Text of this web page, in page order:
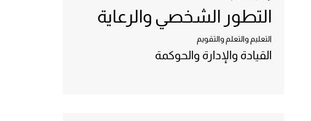
التطور الشخصي والرعاية
التعليم والتعلم والتقويم
القيادة والإدارة والحوكمة